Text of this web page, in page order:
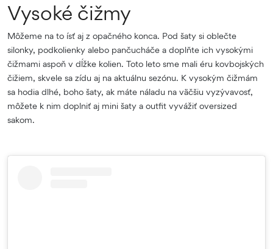
Vysoké čižmy
Môžeme na to ísť aj z opačného konca. Pod šaty si oblečte
silonky, podkolienky alebo pančucháče a doplňte ich vysokými
čižmami aspoň v dĺžke kolien. Toto leto sme mali éru kovbojských
čižiem, skvele sa zídu aj na aktuálnu sezónu. K vysokým čižmám
sa hodia dlhé, boho šaty, ak máte náladu na väčšiu vyzývavosť,
môžete k nim doplniť aj mini šaty a outfit vyvážiť oversized
sakom.